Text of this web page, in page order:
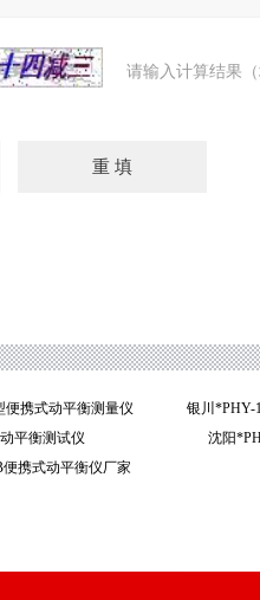
请输入计算结果
便携式动平衡测量仪 银川
平衡测试仪 沈阳
便携式动平衡仪厂家